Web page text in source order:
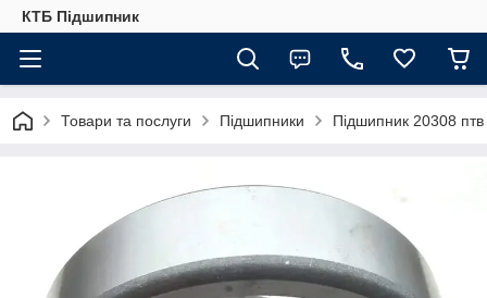
КТБ Підшипник
Товари та послуги Підшипники Підшипник 20308